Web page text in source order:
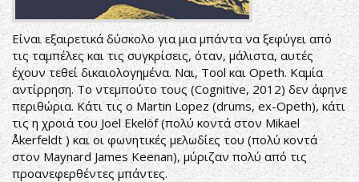
Είναι εξαιρετικά δύσκολο για μια μπάντα να ξεφύγει από
τις ταμπέλες και τις συγκρίσεις, όταν, μάλιστα, αυτές
έχουν τεθεί δικαιολογημένα. Ναι, Tool και Opeth. Καμία
αντίρρηση. Το ντεμπούτο τους (Cognitive, 2012) δεν άφηνε
περιθώρια. Κάτι τις ο Martin Lopez (drums, ex-Opeth), κάτι
τις η χροιά του Joel Ekelöf (πολύ κοντά στον Mikael
Åkerfeldt ) και οι φωνητικές μελωδίες του (πολύ κοντά
στον Maynard James Keenan), μύριζαν πολύ από τις
προανεφερθέντες μπάντες.